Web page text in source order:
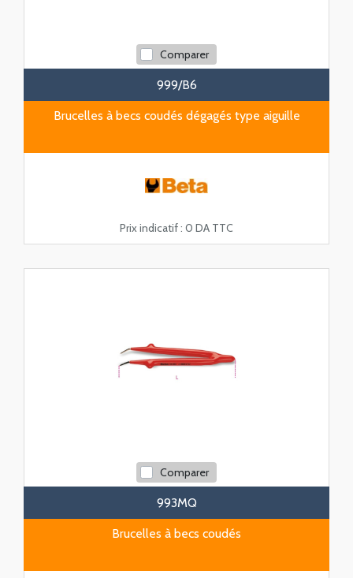
Comparer
999/B6
Brucelles à becs coudés dégagés type aiguille
Prix indicatif : 0 DA TTC
Comparer
993MQ
Brucelles à becs coudés